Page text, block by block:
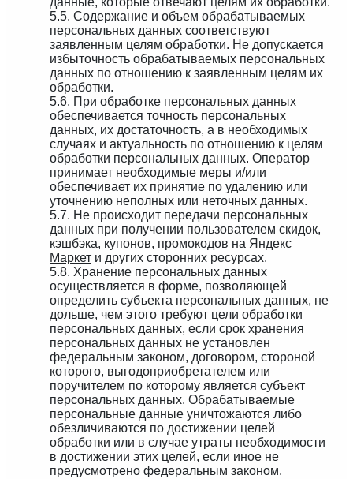
5.5. Содержание и объем обрабатываемых
персональных данных соответствуют
заявленным целям обработки. Не допускается
избыточность обрабатываемых персональных
данных по отношению к заявленным целям их
обработки.
5.6. При обработке персональных данных
обеспечивается точность персональных
данных, их достаточность, а в необходимых
случаях и актуальность по отношению к целям
обработки персональных данных. Оператор
принимает необходимые меры и/или
обеспечивает их принятие по удалению или
уточнению неполных или неточных данных.
5.7. Не происходит передачи персональных
данных при получении пользователем скидок,
кэшбэка, купонов, промокодов на Яндекс
Маркет и других сторонних ресурсах.
5.8. Хранение персональных данных
осуществляется в форме, позволяющей
определить субъекта персональных данных, не
дольше, чем этого требуют цели обработки
персональных данных, если срок хранения
персональных данных не установлен
федеральным законом, договором, стороной
которого, выгодоприобретателем или
поручителем по которому является субъект
персональных данных. Обрабатываемые
персональные данные уничтожаются либо
обезличиваются по достижении целей
обработки или в случае утраты необходимости
в достижении этих целей, если иное не
предусмотрено федеральным законом.